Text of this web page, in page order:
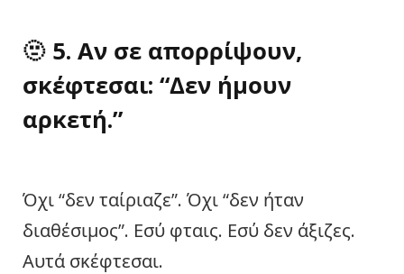
🫥 5. Αν σε απορρίψουν,
σκέφτεσαι: “Δεν ήμουν
αρκετή.”
Όχι “δεν ταίριαζε”. Όχι “δεν ήταν
διαθέσιμος”. Εσύ φταις. Εσύ δεν άξιζες.
Αυτά σκέφτεσαι.